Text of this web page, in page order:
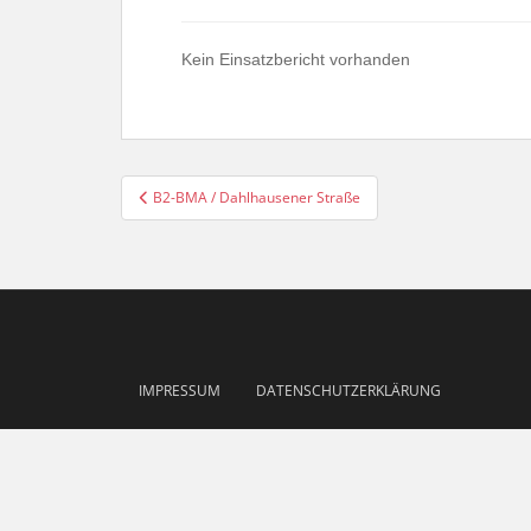
Kein Einsatzbericht vorhanden
Beitragsnavigation
B2-BMA / Dahlhausener Straße
IMPRESSUM DATENSCHUTZERKLÄRUNG